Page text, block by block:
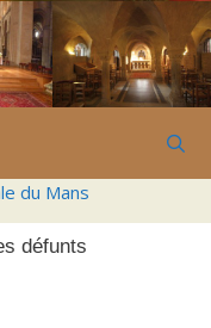
du Mans
défunts